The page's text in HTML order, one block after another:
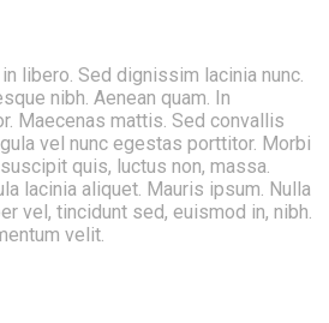
libero. Sed dignissim lacinia nunc.
nibh. Aenean quam. In
Maecenas mattis. Sed convallis
vel nunc egestas porttitor. Morbi
quis, luctus non, massa.
lacinia aliquet. Mauris ipsum. Nulla
vel, tincidunt sed, euismod in, nibh.
velit.